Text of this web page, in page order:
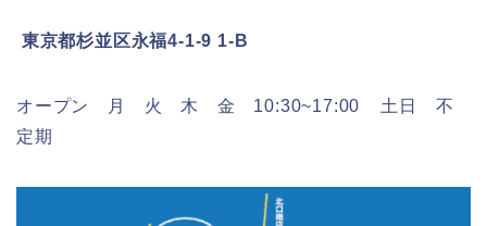
東京都杉並区永福4-1-9 1-B
オープン 月 火 木 金 10:30~17:00 土日 不
定期